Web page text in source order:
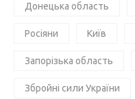
Донецька область
Росіяни Київ
Запорізька область
Збройні сили України